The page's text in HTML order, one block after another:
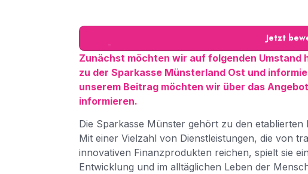
Jetzt
Zunächst möchten wir auf folgenden Umstand
zu der Sparkasse Münsterland Ost und
unserem Beitrag möchten wir über das
informieren.
Die Sparkasse Münster gehört zu den
Mit einer Vielzahl von Dienstleistungen, die von
innovativen Finanzprodukten reichen, spielt sie
Entwicklung und im alltäglichen Leben der